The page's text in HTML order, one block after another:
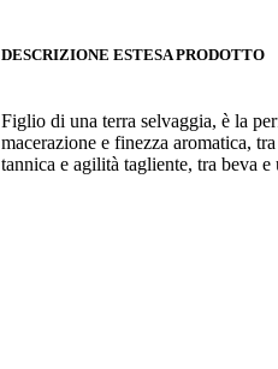
DESCRIZIONE ESTESA PRODOTTO
Figlio di una terra selvaggia, è la
macerazione e finezza aromatica,
tannica e agilità tagliente, tra beva